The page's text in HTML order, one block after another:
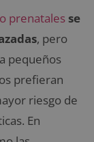
prenatales se
, pero
pequeños
prefieran
riesgo de
En